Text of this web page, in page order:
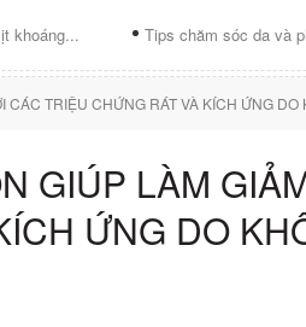
Tips chăm sóc da và phục hồi làn...
TRIỆU CHỨNG RÁT VÀ KÍCH ỨNG DO
GIÚP LÀM
ỨNG DO